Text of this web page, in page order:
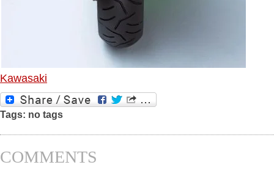
Kawasaki
Tags: no tags
COMMENTS